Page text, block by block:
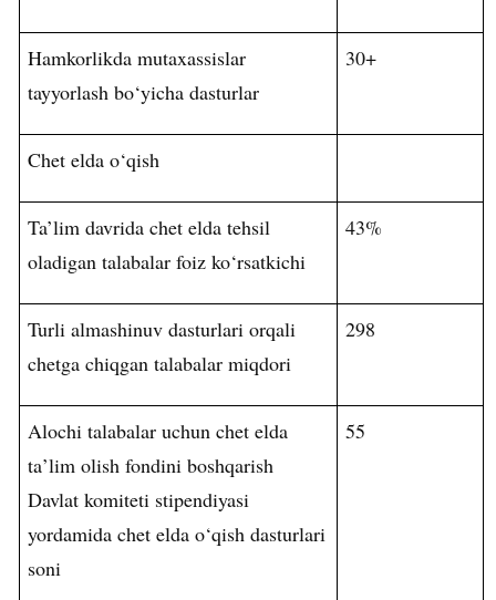
Hamkorlikda mutaxassislar
tayyorlash bo‘yicha dasturlar
30+
Chet elda o‘qish
Ta’lim davrida chet elda tehsil
oladigan talabalar foiz ko‘rsatkichi
43%
Turli almashinuv dasturlari orqali
chetga chiqgan talabalar miqdori
298
Alochi talabalar uchun chet elda
ta’lim olish fondini boshqarish
Davlat komiteti stipendiyasi
yordamida chet elda o‘qish dasturlari
soni
55